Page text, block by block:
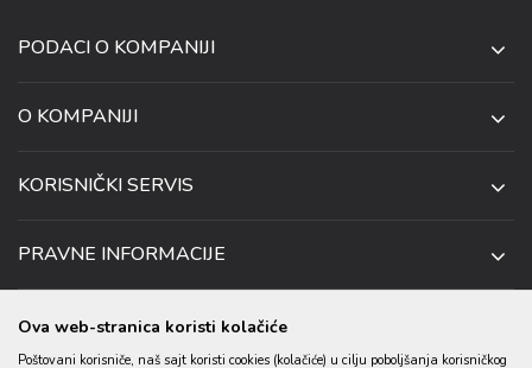
PODACI O KOMPANIJI
UL. ANETE ANDREJEVIĆ 13
NIŠ 18106, SRBIJA
+381 (0)60 4055 858
WEBSRBIJA@SARAFASHION.MK
O KOMPANIJI
SARADNJA
KONTAKT PODACI
KORISNIČKI SERVIS
USLOVI ZA OTKAZIVANJE I ZAMENU
REKLAMACIJA
PRAVNE INFORMACIJE
Ova web-stranica koristi kolačiće
Poštovani korisniče, naš sajt koristi cookies (kolačiće) u cilju poboljšanja korisničkog